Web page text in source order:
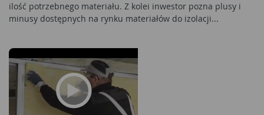
ilość potrzebnego materiału. Z kolei inwestor pozna plusy i
minusy dostępnych na rynku materiałów do izolacji...